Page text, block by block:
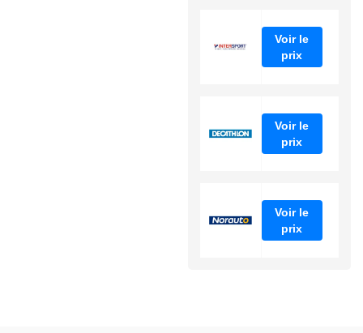
Voir le
prix
Voir le
prix
Voir le
prix